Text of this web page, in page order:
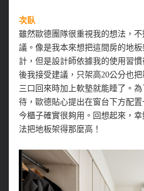
次臥
雖然歐德團隊很重視我的想法，
議。像是我本來想把這間房的地
計，但是設計師依據我的使用習
後我接受建議，只架高20公分也
三口回來時加上軟墊就能睡了。
待，歐德貼心提出在窗台下方配
今櫃子確實很夠用。回想起來，
法把地板架得那麼高！